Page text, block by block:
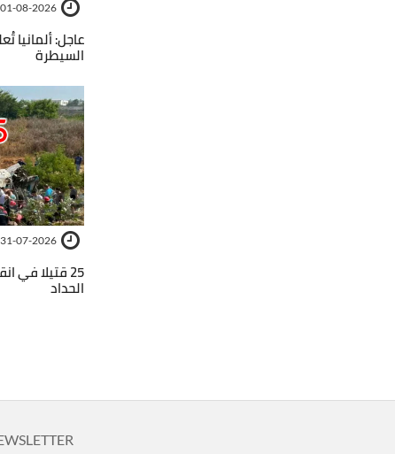
01-08-2026
عاجل: ألمانيا
السيطرة
31-07-2026
25 قتيلا في
الحداد